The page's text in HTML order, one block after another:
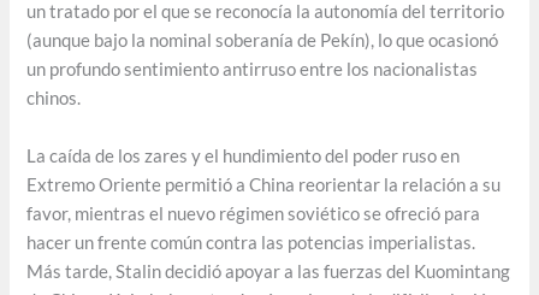
un tratado por el que se reconocía la autonomía del territorio
(aunque bajo la nominal soberanía de Pekín), lo que ocasionó
un profundo sentimiento antirruso entre los nacionalistas
chinos.
La caída de los zares y el hundimiento del poder ruso en
Extremo Oriente permitió a China reorientar la relación a su
favor, mientras el nuevo régimen soviético se ofreció para
hacer un frente común contra las potencias imperialistas.
Más tarde, Stalin decidió apoyar a las fuerzas del Kuomintang